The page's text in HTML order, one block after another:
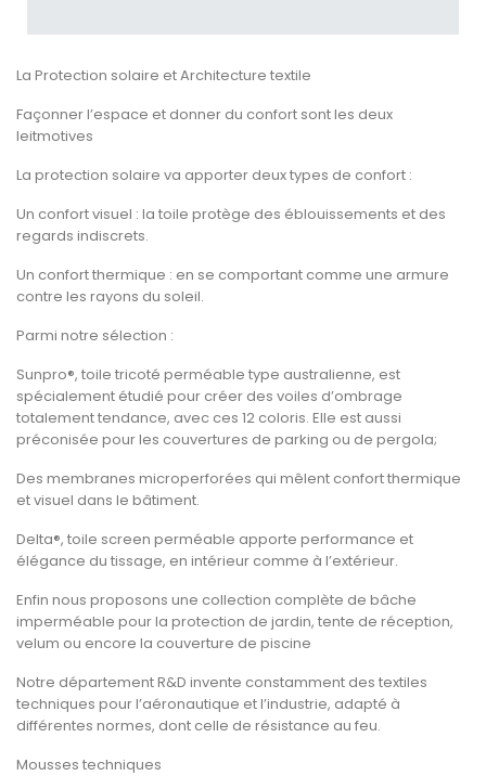
La Protection solaire et Architecture textile
Façonner l’espace et donner du confort sont les deux
leitmotives
La protection solaire va apporter deux types de confort :
Un confort visuel : la toile protège des éblouissements et des
regards indiscrets.
Un confort thermique : en se comportant comme une armure
contre les rayons du soleil.
Parmi notre sélection :
Sunpro®, toile tricoté perméable type australienne, est
spécialement étudié pour créer des voiles d’ombrage
totalement tendance, avec ces 12 coloris. Elle est aussi
préconisée pour les couvertures de parking ou de pergola;
Des membranes microperforées qui mêlent confort thermique
et visuel dans le bâtiment.
Delta®, toile screen perméable apporte performance et
élégance du tissage, en intérieur comme à l’extérieur.
Enfin nous proposons une collection complète de bâche
imperméable pour la protection de jardin, tente de réception,
velum ou encore la couverture de piscine
Notre département R&D invente constamment des textiles
techniques pour l’aéronautique et l’industrie, adapté à
différentes normes, dont celle de résistance au feu.
Mousses techniques